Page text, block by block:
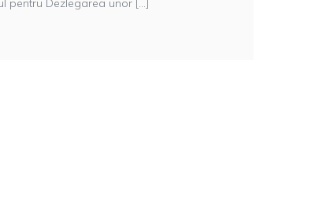
pentru Dezlegarea unor [...]